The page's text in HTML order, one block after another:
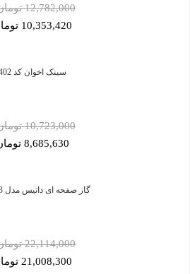
12,782,000 تومان
10,353,420 تومان
سینک اخوان کد 402
10,723,000 تومان
8,685,630 تومان
گاز صفحه ای داتیس مدل DG-533
22,114,000 تومان
21,008,300 تومان